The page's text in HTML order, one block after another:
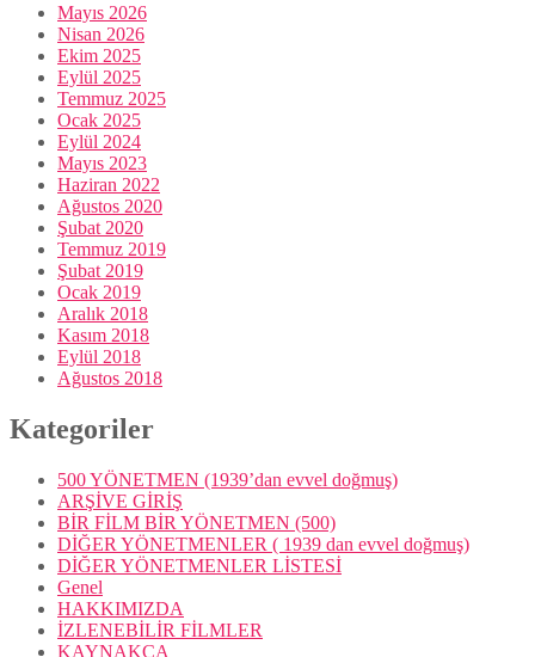
Mayıs 2026
Nisan 2026
Ekim 2025
Eylül 2025
Temmuz 2025
Ocak 2025
Eylül 2024
Mayıs 2023
Haziran 2022
Ağustos 2020
Şubat 2020
Temmuz 2019
Şubat 2019
Ocak 2019
Aralık 2018
Kasım 2018
Eylül 2018
Ağustos 2018
Kategoriler
500 YÖNETMEN (1939’dan evvel doğmuş)
ARŞİVE GİRİŞ
BİR FİLM BİR YÖNETMEN (500)
DİĞER YÖNETMENLER ( 1939 dan evvel doğmuş)
DİĞER YÖNETMENLER LİSTESİ
Genel
HAKKIMIZDA
İZLENEBİLİR FİLMLER
KAYNAKÇA